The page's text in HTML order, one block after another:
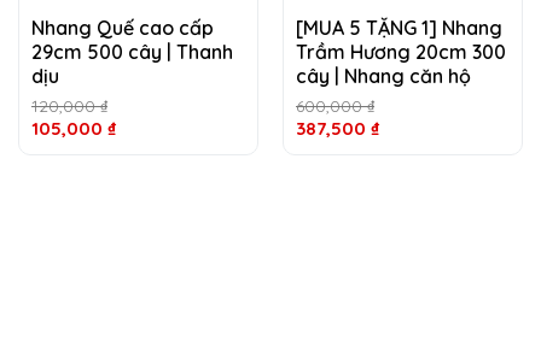
Nhang Quế cao cấp
29cm 500 cây | Thanh
dịu
120,000₫
105,000 ₫
[MUA 5 TẶNG 1] Nhang
Trầm Hương 20cm 300
cây | Nhang căn hộ
600,000₫
387,500 ₫